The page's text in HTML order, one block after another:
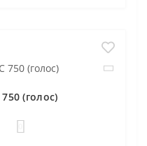
(голос)